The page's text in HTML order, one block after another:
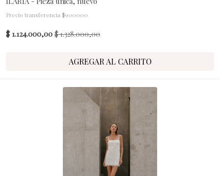
Precio transferencia $900000
$ 1.124.000,00 $ 1.328.000,00
AGREGAR AL CARRITO